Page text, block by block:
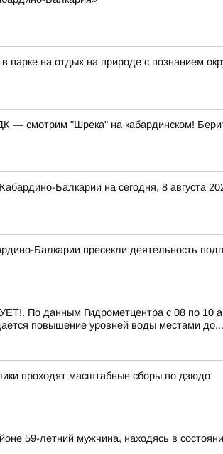
в парке на отдых на природе с познанием
— смотрим "Шрека" на кабардинском!
Балкарии на сегодня, 8 августа
Балкарии пресекли деятельность
По данным Гидрометцентра с 08 по 10
повышение уровней воды местами до...
проходят масштабные сборы по дзюдо
59-летний мужчина, находясь в